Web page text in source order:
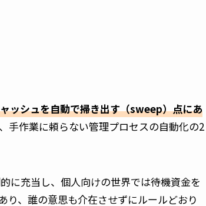
ッシュを自動で掃き出す（sweep）点にあ
手作業に頼らない管理プロセスの自動化の2
に充当し、個人向けの世界では待機資金を
り、誰の意思も介在させずにルールどおり